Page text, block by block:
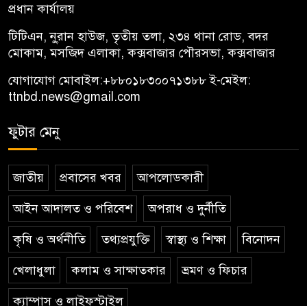
প্রধান কার্যালয়
টিটিএন, নু্রান হাউজ, তৃতীয় তলা, ২৩৪ থানা রোড, বদর
মোকাম, মসজিদ এলাকা, কক্সবাজার পৌরসভা, কক্সবাজার
যোগাযোগ মোবাইল:+৮৮০১৮৩০০৭১৩৮৮ই-মেইল:
ttnbd.news@gmail.com
ফুটার মেনু
জাতীয় প্রবাসের খবর আপলোডকারী
আইন আদালত ও পরিবেশ অপরাধ ও দুর্নীতি
কৃষি ও অর্থনীতি তথ্যপ্রযুক্তি স্বাস্থ্য ও শিক্ষা বিনোদন
খেলাধুলা কলাম ও সাক্ষাতকার ভ্রমণ ও ফিচার
ক্যাম্পাস ও লাইফস্টাইল